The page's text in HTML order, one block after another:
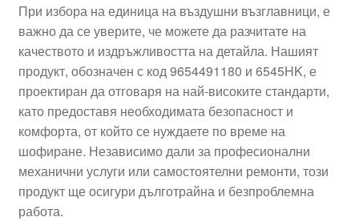
Политика за поверителност
Правила и условия
Процедура за рекламации
Разгледайте
Транспорт
При избора на единица на въздушни възглавници, е
важно да се уверите, че можете да разчитате на
качеството и издръжливостта на детайла. Нашият
продукт, обозначен с код 9654491180 и 6545HK, е
проектиран да отговаря на най-високите стандарти,
като предоставя необходимата безопасност и
комфорта, от който се нуждаете по време на
шофиране. Независимо дали за професионални
механични услуги или самостоятелни ремонти, този
продукт ще осигури дълготрайна и безпроблемна
работа.